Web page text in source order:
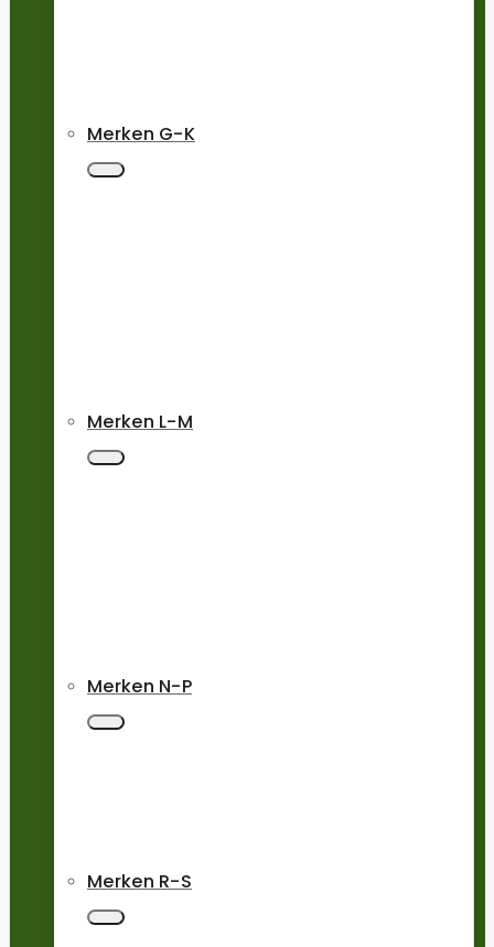
Merken G-K
Merken L-M
Merken N-P
Merken R-S